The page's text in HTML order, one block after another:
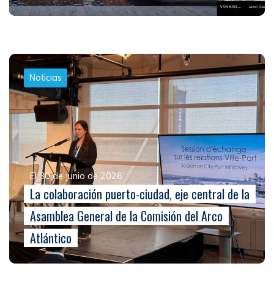
Noticias
El 30 de junio de 2026
La colaboración puerto-ciudad, eje central de la
Asamblea General de la Comisión del Arco
Atlántico